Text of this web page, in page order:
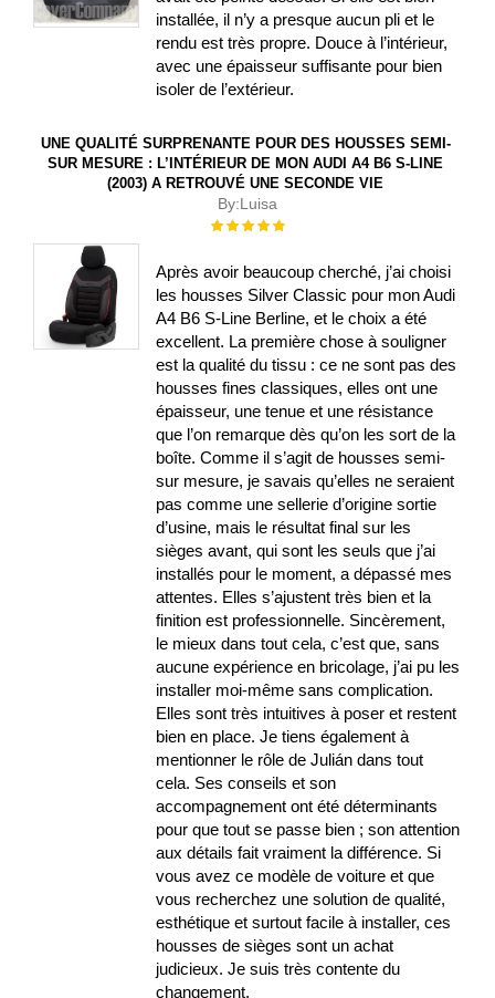
installée, il n’y a presque aucun pli et le
rendu est très propre. Douce à l’intérieur,
avec une épaisseur suffisante pour bien
isoler de l’extérieur.
UNE QUALITÉ SURPRENANTE POUR DES HOUSSES SEMI-
SUR MESURE : L’INTÉRIEUR DE MON AUDI A4 B6 S-LINE
(2003) A RETROUVÉ UNE SECONDE VIE
By:Luisa
Évaluation :
Après avoir beaucoup cherché, j’ai choisi
les housses Silver Classic pour mon Audi
A4 B6 S-Line Berline, et le choix a été
excellent. La première chose à souligner
est la qualité du tissu : ce ne sont pas des
housses fines classiques, elles ont une
épaisseur, une tenue et une résistance
que l’on remarque dès qu’on les sort de la
boîte. Comme il s’agit de housses semi-
sur mesure, je savais qu’elles ne seraient
pas comme une sellerie d’origine sortie
d’usine, mais le résultat final sur les
sièges avant, qui sont les seuls que j’ai
installés pour le moment, a dépassé mes
attentes. Elles s’ajustent très bien et la
finition est professionnelle. Sincèrement,
le mieux dans tout cela, c’est que, sans
aucune expérience en bricolage, j’ai pu les
installer moi-même sans complication.
Elles sont très intuitives à poser et restent
bien en place. Je tiens également à
mentionner le rôle de Julián dans tout
cela. Ses conseils et son
accompagnement ont été déterminants
pour que tout se passe bien ; son attention
aux détails fait vraiment la différence. Si
vous avez ce modèle de voiture et que
vous recherchez une solution de qualité,
esthétique et surtout facile à installer, ces
housses de sièges sont un achat
judicieux. Je suis très contente du
changement.